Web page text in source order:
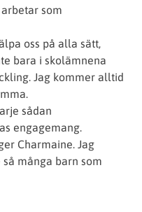
som
oss på alla sätt,
bara i skolämnena
Jag kommer alltid
sådan
engagemang.
Charmaine. Jag
många barn som